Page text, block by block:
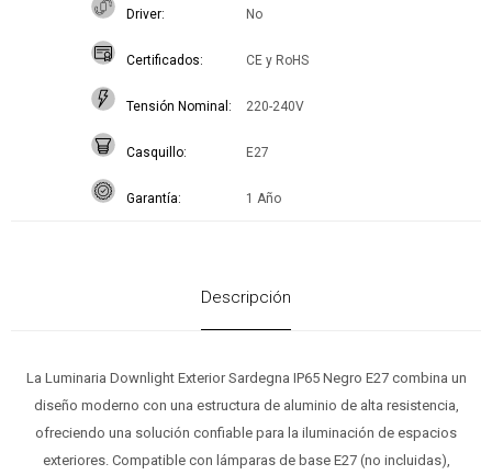
Driver No
Certificados CE y RoHS
Tensión Nominal 220-240V
Casquillo E27
Garantía 1 Año
Descripción
La Luminaria Downlight Exterior Sardegna IP65 Negro E27 combina un
diseño moderno con una estructura de aluminio de alta resistencia,
ofreciendo una solución confiable para la iluminación de espacios
exteriores. Compatible con lámparas de base E27 (no incluidas),